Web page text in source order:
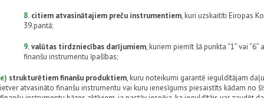
8. citiem atvasinātajiem preču instrumentiem, kuri uzskaitīti Eiropas
39.pantā;
9.valūtas tirdzniecības darījumiem, kuriem piemīt šā punkta “1” vai
finanšu instrumentu īpašības;
e) strukturētiem finanšu produktiem, kuru noteikumi garantē ieguldītājam
ietver atvasināto finanšu instrumentu vai kuru ienesīgums piesaistīts kādam no